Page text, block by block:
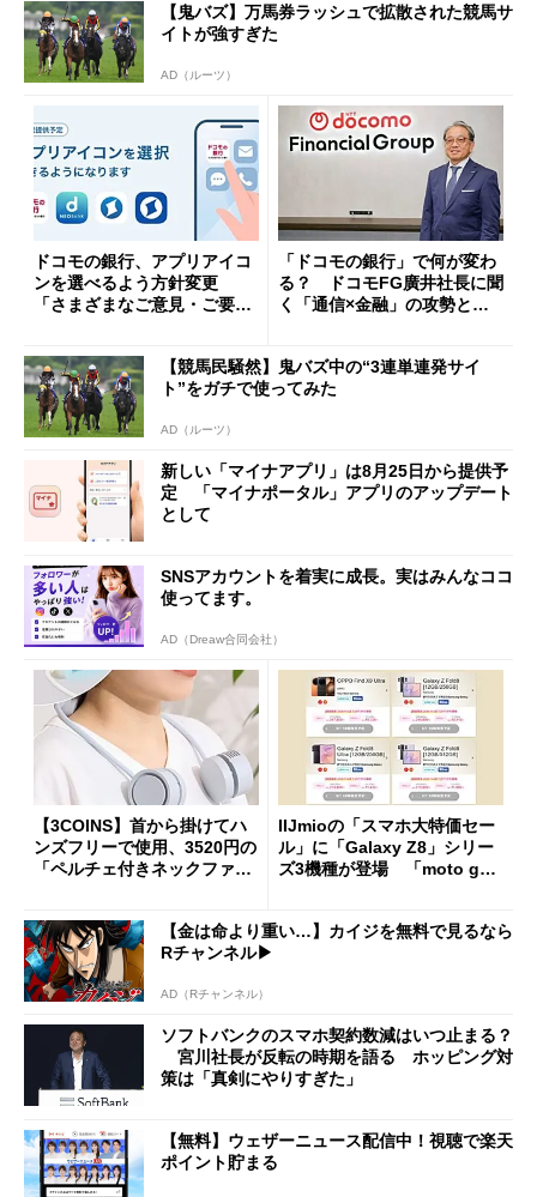
【鬼バズ】万馬券ラッシュで拡散された競馬サ
イトが強すぎた
AD（ルーツ）
ドコモの銀行、アプリアイコ
ンを選べるよう方針変更
「さまざまなご意見・ご要望
「ドコモの銀行」で何が変わ
る？ ドコモFG廣井社長に聞
く「通信×金融」の攻勢とグ
【競馬民騒然】鬼バズ中の“3連単連発サイ
ト”をガチで使ってみた
AD（ルーツ）
新しい「マイナアプリ」は8月25日から提供予
定 「マイナポータル」アプリのアップデート
として
SNSアカウントを着実に成長。実はみんなココ
使ってます。
AD（Dreaw合同会社）
【3COINS】首から掛けてハ
ンズフリーで使用、3520円の
「ペルチェ付きネックファ
IIJmioの「スマホ大特価セー
ル」に「Galaxy Z8」シリー
ズ3機種が登場 「moto g37
【金は命より重い…】カイジを無料で見るなら
Rチャンネル▶︎
AD（Rチャンネル）
ソフトバンクのスマホ契約数減はいつ止まる？
宮川社長が反転の時期を語る ホッピング対
策は「真剣にやりすぎた」
【無料】ウェザーニュース配信中！視聴で楽天
ポイント貯まる